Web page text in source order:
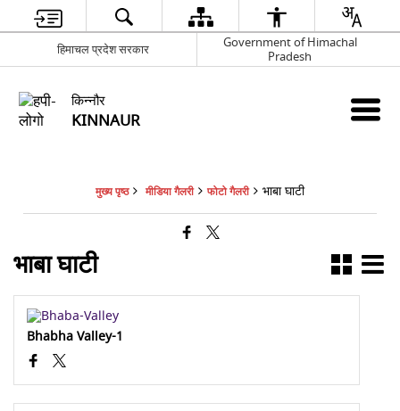
हिमाचल प्रदेश सरकार
Government of Himachal
Pradesh
किन्नौर
KINNAUR
मुख्य पृष्ठ मीडिया गैलरी फोटो गैलरी भाबा घाटी
भाबा घाटी
Bhabha Valley-1